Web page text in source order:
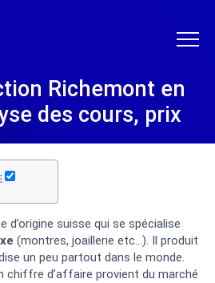
Richemont en
des cours, prix
d’origine suisse qui se spécialise
(montres, joaillerie etc…). Il produit
un peu partout dans le monde.
chiffre d’affaire provient du marché